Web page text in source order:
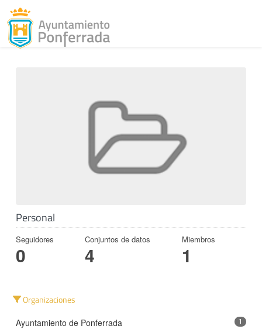
Personal
Seguidores
0
Conjuntos de datos
4
Miembros
1
Organizaciones
Ayuntamiento de Ponferrada 1